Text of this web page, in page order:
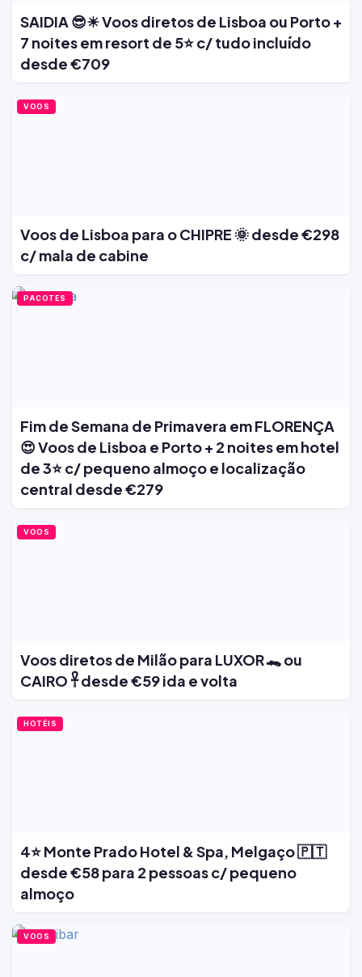
SAIDIA 😎☀ Voos diretos de Lisboa ou Porto +
7 noites em resort de 5⭐ c/ tudo incluído
desde €709
VOOS
Voos de Lisboa para o CHIPRE 🌞 desde €298
c/ mala de cabine
PACOTES
Fim de Semana de Primavera em FLORENÇA
😍 Voos de Lisboa e Porto + 2 noites em hotel
de 3⭐ c/ pequeno almoço e localização
central desde €279
VOOS
Voos diretos de Milão para LUXOR 🐊 ou
CAIRO 𓋹 desde €59 ida e volta
HOTÉIS
4⭐ Monte Prado Hotel & Spa, Melgaço 🇵🇹
desde €58 para 2 pessoas c/ pequeno
almoço
VOOS